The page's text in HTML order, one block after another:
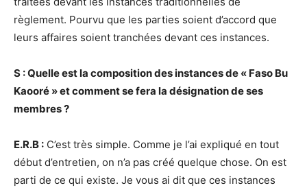
règlement. Pourvu que les parties soient d’accord que
leurs affaires soient tranchées devant ces instances.
S : Quelle est la composition des instances de « Faso Bu
Kaooré » et comment se fera la désignation de ses
membres ?
E.R.B : C’est très simple. Comme je l’ai expliqué en tout
début d’entretien, on n’a pas créé quelque chose. On est
parti de ce qui existe. Je vous ai dit que ces instances